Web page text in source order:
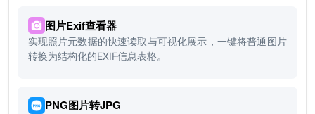
图片Exif查看器
实现照片元数据的快速读取与可视化展示，一键将普通图片
转换为结构化的EXIF信息表格。
PNG图片转JPG